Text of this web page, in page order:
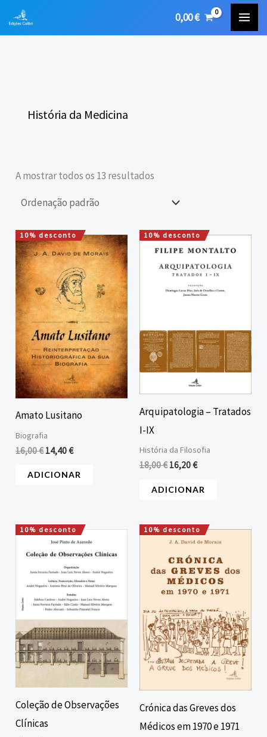
0,00€
História da Medicina
A mostrar todos os 13 resultados
10% desconto
Amato Lusitano
Biografia
16,00€
O
preço
original
era:
16,00 €.
14,40€
O
preço
atual
é:
14,40 €.
ADICIONAR
10% desconto
Arquipatologia – Tratados
I-IX
História da Filosofia
18,00€
O
preço
original
era:
18,00 €.
16,20€
O
preço
atual
é:
16,20 €.
ADICIONAR
10% desconto
Coleção de Observações
Clínicas
O
preço
original
era:
18,00 €.
O
preço
atual
é:
16,20 €.
10% desconto
Crónica das Greves dos
Médicos em 1970 e 1971
O
preço
original
era:
18,00 €.
O
preço
atual
é:
16,20 €.